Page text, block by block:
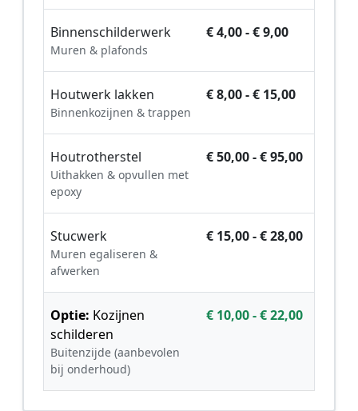
Binnenschilderwerk
Muren & plafonds
€ 4,00 - € 9,00
Houtwerk lakken
Binnenkozijnen & trappen
€ 8,00 - € 15,00
Houtrotherstel
Uithakken & opvullen met
epoxy
€ 50,00 - € 95,00
Stucwerk
Muren egaliseren &
afwerken
€ 15,00 - € 28,00
Optie: Kozijnen
schilderen
Buitenzijde (aanbevolen
bij onderhoud)
€ 10,00 - € 22,00